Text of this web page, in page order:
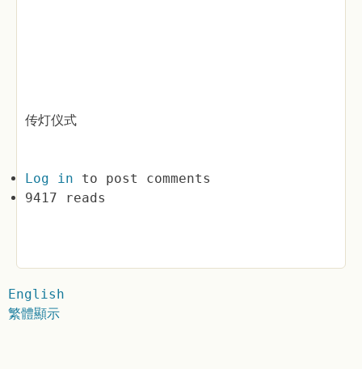
传灯仪式
Log in to post comments
9417 reads
English
繁體顯示